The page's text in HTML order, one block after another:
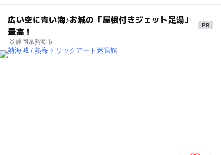
広い空に青い海♪お城の「屋根付きジェット足湯」
最高！
静岡県熱海市